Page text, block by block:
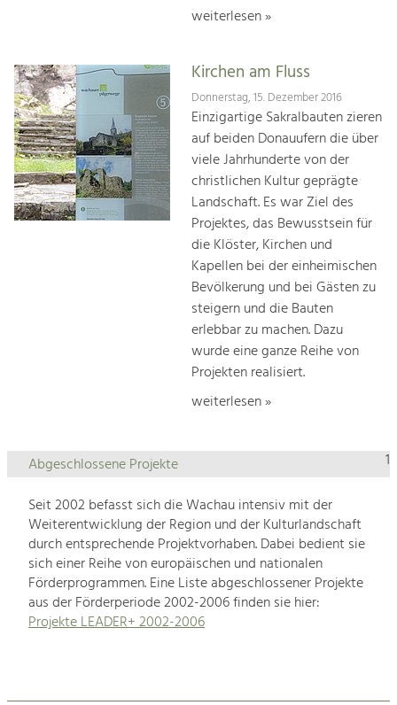
weiterlesen »
Kirchen am Fluss
Donnerstag, 15. Dezember 2016
Einzigartige Sakralbauten zieren
auf beiden Donauufern die über
viele Jahrhunderte von der
christlichen Kultur geprägte
Landschaft. Es war Ziel des
Projektes, das Bewusstsein für
die Klöster, Kirchen und
Kapellen bei der einheimischen
Bevölkerung und bei Gästen zu
steigern und die Bauten
erlebbar zu machen. Dazu
wurde eine ganze Reihe von
Projekten realisiert.
weiterlesen »
1
Abgeschlossene Projekte
Seit 2002 befasst sich die Wachau intensiv mit der
Weiterentwicklung der Region und der Kulturlandschaft
durch entsprechende Projektvorhaben. Dabei bedient sie
sich einer Reihe von europäischen und nationalen
Förderprogrammen. Eine Liste abgeschlossener Projekte
aus der Förderperiode 2002-2006 finden sie hier:
Projekte LEADER+ 2002-2006